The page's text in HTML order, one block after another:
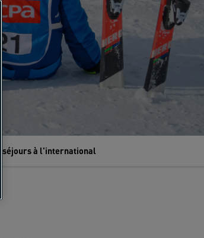
séjours à l'international